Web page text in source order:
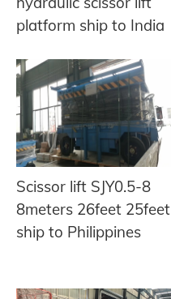
platform ship to India
Scissor lift SJY0.5-8
8meters 26feet 25feet
ship to Philippines